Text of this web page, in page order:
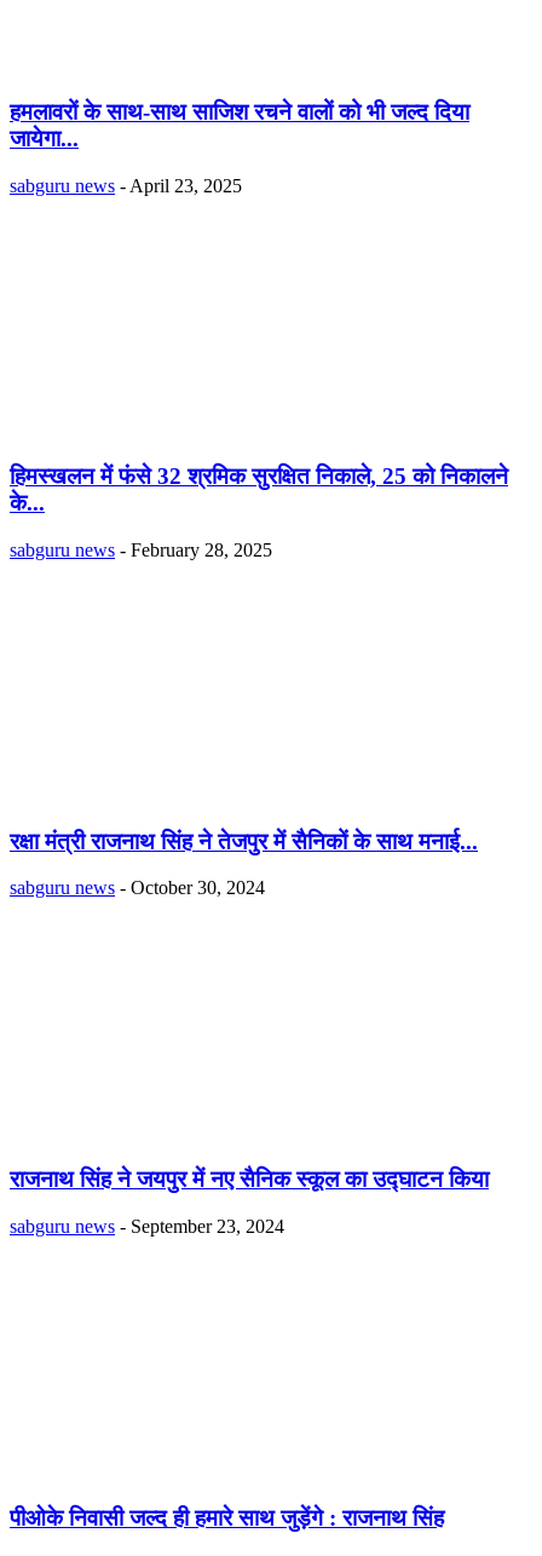
हमलावरों के साथ-साथ साजिश रचने वालों को भी जल्द दिया
जायेगा...
sabguru news - April 23, 2025
हिमस्खलन में फंसे 32 श्रमिक सुरक्षित निकाले, 25 को निकालने
के...
sabguru news - February 28, 2025
रक्षा मंत्री राजनाथ सिंह ने तेजपुर में सैनिकों के साथ मनाई...
sabguru news - October 30, 2024
राजनाथ सिंह ने जयपुर में नए सैनिक स्कूल का उद्घाटन किया
sabguru news - September 23, 2024
पीओके निवासी जल्द ही हमारे साथ जुड़ेंगे : राजनाथ सिंह